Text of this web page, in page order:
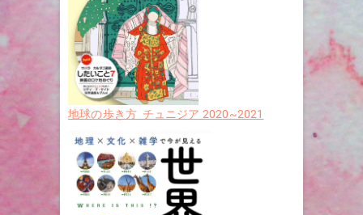
地球の歩き方 チュニジア 2020~2021